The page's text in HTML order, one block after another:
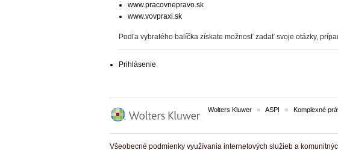
www.pracovnepravo.sk
www.vovpraxi.sk
Podľa vybratého balíčka získate možnosť zadať svoje otázky,
Prihlásenie
Wolters Kluwer ASPI Komplexné
Všeobecné podmienky využívania internetových služieb a